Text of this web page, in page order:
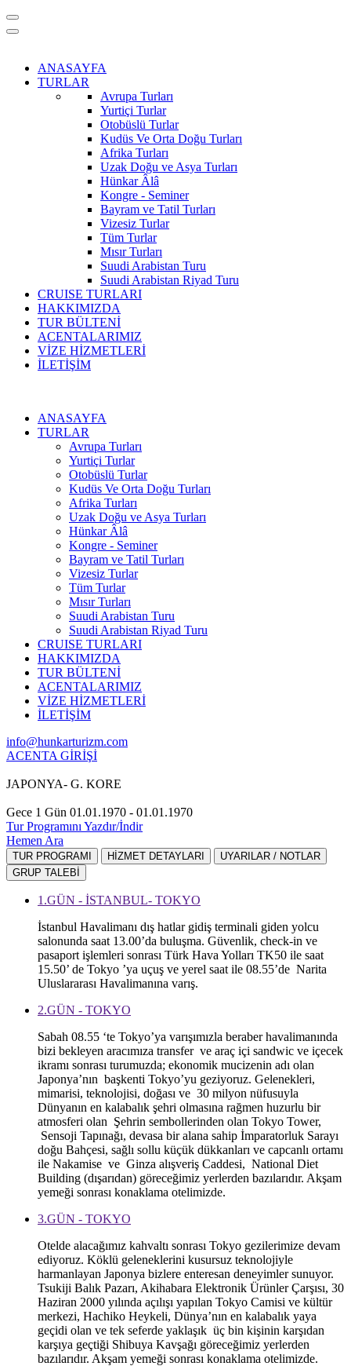
ANASAYFA
TURLAR
Avrupa Turları
Yurtiçi Turlar
Otobüslü Turlar
Kudüs Ve Orta Doğu Turları
Afrika Turları
Uzak Doğu ve Asya Turları
Hünkar Âlâ
Kongre - Seminer
Bayram ve Tatil Turları
Vizesiz Turlar
Tüm Turlar
Mısır Turları
Suudi Arabistan Turu
Suudi Arabistan Riyad Turu
CRUISE TURLARI
HAKKIMIZDA
TUR BÜLTENİ
ACENTALARIMIZ
VİZE HİZMETLERİ
İLETİŞİM
ANASAYFA
TURLAR
Avrupa Turları
Yurtiçi Turlar
Otobüslü Turlar
Kudüs Ve Orta Doğu Turları
Afrika Turları
Uzak Doğu ve Asya Turları
Hünkar Âlâ
Kongre - Seminer
Bayram ve Tatil Turları
Vizesiz Turlar
Tüm Turlar
Mısır Turları
Suudi Arabistan Turu
Suudi Arabistan Riyad Turu
CRUISE TURLARI
HAKKIMIZDA
TUR BÜLTENİ
ACENTALARIMIZ
VİZE HİZMETLERİ
İLETİŞİM
info@hunkarturizm.com
ACENTA GİRİŞİ
JAPONYA- G. KORE
Gece 1 Gün 01.01.1970 - 01.01.1970
Tur Programını Yazdır/İndir
Hemen Ara
TUR PROGRAMI HİZMET DETAYLARI
UYARILAR / NOTLAR
GRUP TALEBİ
1.GÜN - İSTANBUL- TOKYO
İstanbul Havalimanı dış hatlar gidiş terminali giden yolcu
salonunda saat 13.00’da buluşma. Güvenlik, check-in ve
pasaport işlemleri sonrası Türk Hava Yolları TK50 ile saat
15.50’ de Tokyo ’ya uçuş ve yerel saat ile 08.55’de Narita
Uluslararası Havalimanına varış.
2.GÜN - TOKYO
Sabah 08.55 ‘te Tokyo’ya varışımızla beraber havalimanında
bizi bekleyen aracımıza transfer ve araç içi sandwic ve içecek
ikramı sonrası turumuzda; ekonomik mucizenin adı olan
Japonya’nın başkenti Tokyo’yu geziyoruz. Gelenekleri,
mimarisi, teknolojisi, doğası ve 30 milyon nüfusuyla
Dünyanın en kalabalık şehri olmasına rağmen huzurlu bir
atmosferi olan Şehrin sembollerinden olan Tokyo Tower,
Sensoji Tapınağı, devasa bir alana sahip İmparatorluk Sarayı
doğu Bahçesi, sağlı sollu küçük dükkanları ve capcanlı ortamı
ile Nakamise ve Ginza alışveriş Caddesi, National Diet
Building (dışarıdan) göreceğimiz yerlerden bazılarıdır. Akşam
yemeği sonrası konaklama otelimizde.
3.GÜN - TOKYO
Otelde alacağımız kahvaltı sonrası Tokyo gezilerimize devam
ediyoruz. Köklü geleneklerini kusursuz teknolojiyle
harmanlayan Japonya bizlere enteresan deneyimler sunuyor.
Tsukiji Balık Pazarı, Akihabara Elektronik Ürünler Çarşısı, 30
Haziran 2000 yılında açılışı yapılan Tokyo Camisi ve kültür
merkezi, Hachiko Heykeli, Dünya’nın en kalabalık yaya
geçidi olan ve tek seferde yaklaşık üç bin kişinin karşıdan
karşıya geçtiği Shibuya Kavşağı göreceğimiz yerlerden
bazılarıdır. Akşam yemeği sonrası konaklama otelimizde.